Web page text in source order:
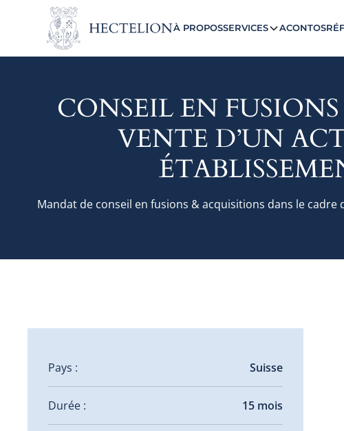
À PROPOSSERVICES ACONTOS
CONSEIL EN
VENTE D’UN
Mandat de conseil en fusions & acquisitions dans le
Pays : Suisse
Durée : 15 mois